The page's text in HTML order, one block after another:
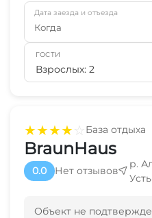
★★★★☆База отдыха
BraunHaus
0.0 Нет отзывов
р.
Объект не
Дата заезда и отъезда
Когда
ГОСТИ
Взрослых: 2